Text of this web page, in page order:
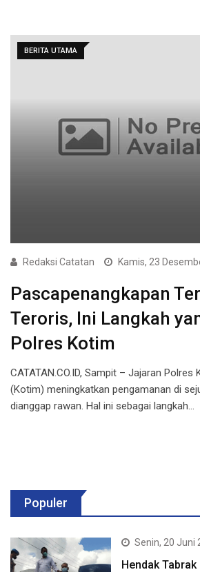
BERITA UTAMA
Redaksi Catatan Kamis, 23
Pascapenangkapan
Teroris, Ini Langkah
Polres Kotim
CATATAN.CO.ID, Sampit – Jajaran
(Kotim) meningkatkan pengamanan di
dianggap rawan. Hal ini sebagai langkah…
Populer
Senin, 20 Juni
Hendak